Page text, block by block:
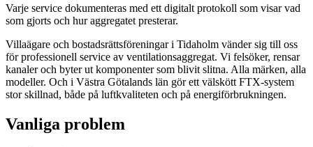
Varje service dokumenteras med ett digitalt protokoll som visar vad
som gjorts och hur aggregatet presterar.
Villaägare och bostadsrättsföreningar i Tidaholm vänder sig till oss
för professionell service av ventilationsaggregat. Vi felsöker, rensar
kanaler och byter ut komponenter som blivit slitna. Alla märken, alla
modeller. Och i Västra Götalands län gör ett välskött FTX-system
stor skillnad, både på luftkvaliteten och på energiförbrukningen.
Vanliga problem